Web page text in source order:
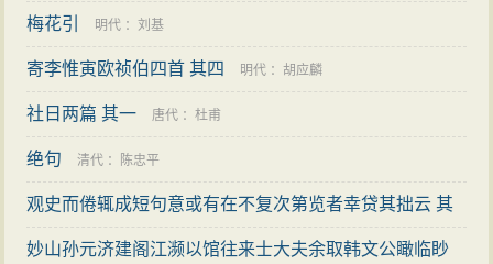
梅花引 明代 ：刘基
寄李惟寅欧祯伯四首 其四 明代 ：胡应麟
社日两篇 其一 唐代 ：杜甫
绝句 清代 ： 陈忠平
观史而倦辄成短句意或有在不复次第览者幸贷其拙云 其
六 ： 倪岳
妙山孙元济建阁江濒以馆往来士大夫余取韩文公瞰临眇